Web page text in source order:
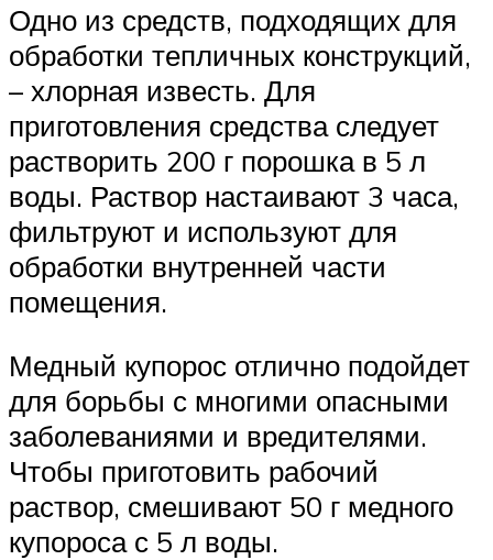
Одно из средств, подходящих для
обработки тепличных конструкций,
– хлорная известь. Для
приготовления средства следует
растворить 200 г порошка в 5 л
воды. Раствор настаивают 3 часа,
фильтруют и используют для
обработки внутренней части
помещения.
Медный купорос отлично подойдет
для борьбы с многими опасными
заболеваниями и вредителями.
Чтобы приготовить рабочий
раствор, смешивают 50 г медного
купороса с 5 л воды.